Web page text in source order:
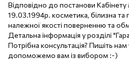
Відповідно до постанови Кабінету
19.03.1994р. косметика, білизна та
належної якості поверненню та
Детальна інформація у розділі
Потрібна консультація? Пишіть нам
допоможемо вам із вибором :-)